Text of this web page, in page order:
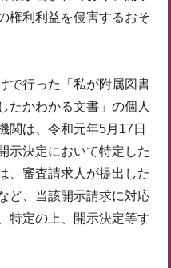
権利利益を侵害するおそ
で行った「私が附属図書
たかわかる文書」の個人
関は、令和元年5月17日
示決定において特定した
、審査請求人が提出した
ど、当該開示請求に対応
特定の上、開示決定等す